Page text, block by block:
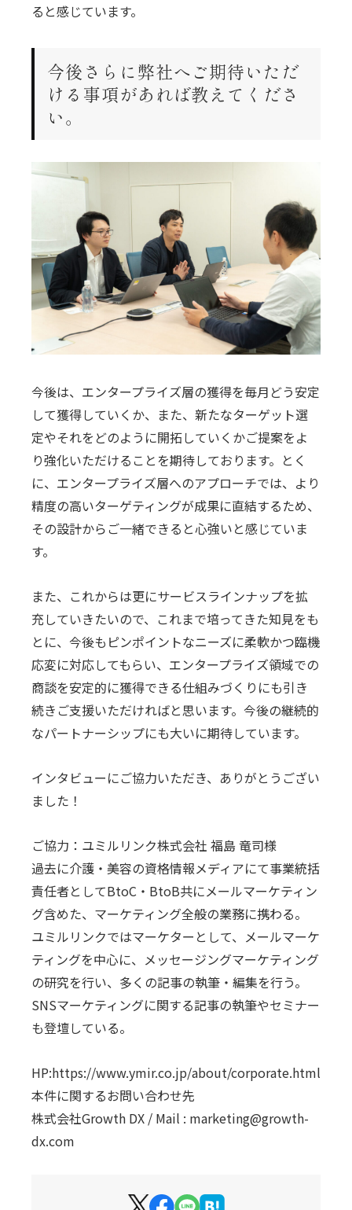
ると感じています。
今後さらに弊社へご期待いただ
ける事項があれば教えてくださ
い。
今後は、エンタープライズ層の獲得を毎月どう安定
して獲得していくか、また、新たなターゲット選
定やそれをどのように開拓していくかご提案をよ
り強化いただけることを期待しております。とく
に、エンタープライズ層へのアプローチでは、より
精度の高いターゲティングが成果に直結するため、
その設計からご一緒できると心強いと感じていま
す。
また、これからは更にサービスラインナップを拡
充していきたいので、これまで培ってきた知見をも
とに、今後もピンポイントなニーズに柔軟かつ臨機
応変に対応してもらい、エンタープライズ領域での
商談を安定的に獲得できる仕組みづくりにも引き
続きご支援いただければと思います。今後の継続的
なパートナーシップにも大いに期待しています。
インタビューにご協力いただき、ありがとうござい
ました！
ご協力：ユミルリンク株式会社 福島 竜司様
過去に介護・美容の資格情報メディアにて事業統括
責任者としてBtoC・BtoB共にメールマーケティン
グ含めた、マーケティング全般の業務に携わる。
ユミルリンクではマーケターとして、メールマーケ
ティングを中心に、メッセージングマーケティング
の研究を行い、多くの記事の執筆・編集を行う。
SNSマーケティングに関する記事の執筆やセミナー
も登壇している。
HP:https://www.ymir.co.jp/about/corporate.html
本件に関するお問い合わせ先
株式会社Growth DX / Mail : marketing@growth-
dx.com